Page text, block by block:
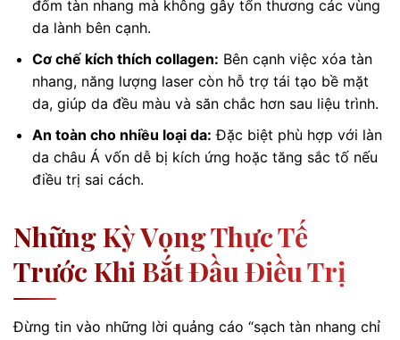
đốm tàn nhang mà không gây tổn thương các vùng
da lành bên cạnh.
Cơ chế kích thích collagen: Bên cạnh việc xóa tàn
nhang, năng lượng laser còn hỗ trợ tái tạo bề mặt
da, giúp da đều màu và săn chắc hơn sau liệu trình.
An toàn cho nhiều loại da: Đặc biệt phù hợp với làn
da châu Á vốn dễ bị kích ứng hoặc tăng sắc tố nếu
điều trị sai cách.
Những Kỳ Vọng Thực Tế
Trước Khi Bắt Đầu Điều Trị
Đừng tin vào những lời quảng cáo “sạch tàn nhang chỉ